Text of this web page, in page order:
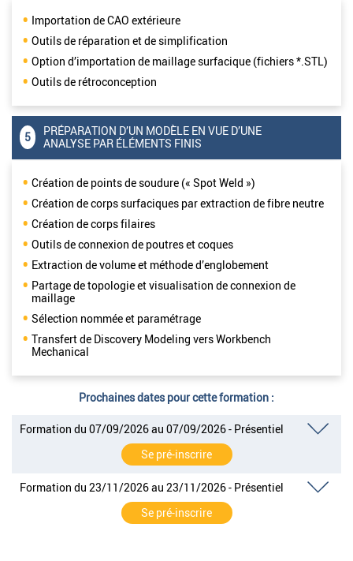
Importation de CAO extérieure
Outils de réparation et de simplification
Option d’importation de maillage surfacique (fichiers *.STL)
Outils de rétroconception
5
PRÉPARATION D’UN MODÈLE EN VUE D’UNE
ANALYSE PAR ÉLÉMENTS FINIS
Création de points de soudure (« Spot Weld »)
Création de corps surfaciques par extraction de fibre neutre
Création de corps filaires
Outils de connexion de poutres et coques
Extraction de volume et méthode d’englobement
Partage de topologie et visualisation de connexion de
maillage
Sélection nommée et paramétrage
Transfert de Discovery Modeling vers Workbench
Mechanical
Prochaines dates pour cette formation :
Formation du 07/09/2026 au 07/09/2026 - Présentiel
Se pré-inscrire
Formation du 23/11/2026 au 23/11/2026 - Présentiel
Se pré-inscrire